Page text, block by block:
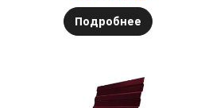
Подробнее